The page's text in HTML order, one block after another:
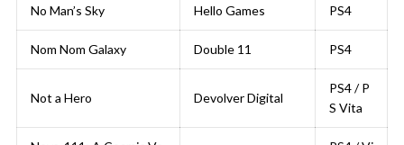
No Man’s Sky Hello Games PS4
Nom Nom Galaxy Double 11 PS4
Not a Hero Devolver Digital
PS4 / P
S Vita